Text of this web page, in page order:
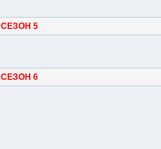
СЕЗОН 5
СЕЗОН 6